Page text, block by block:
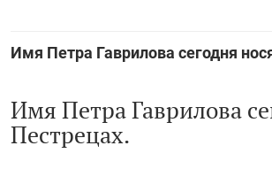
Имя Петра Гаврилова сегодня
Имя Петра Гаврилова
Пестрецах.